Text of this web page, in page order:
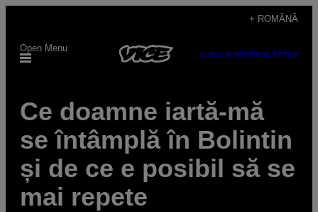
content
+ ROMÂNĂ
Open Menu
SUBSCRIBENEWSLETTER
Ce doamne iartă-mă
se întâmplă în Bolintin
și de ce e posibil să se
mai repete